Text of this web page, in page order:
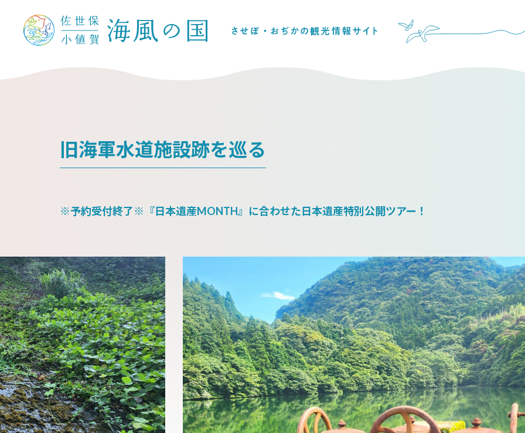
旧海軍水道施設跡を巡る
※予約受付終了※『日本遺産MONTH』に合わせた日本遺産特別公開ツアー！